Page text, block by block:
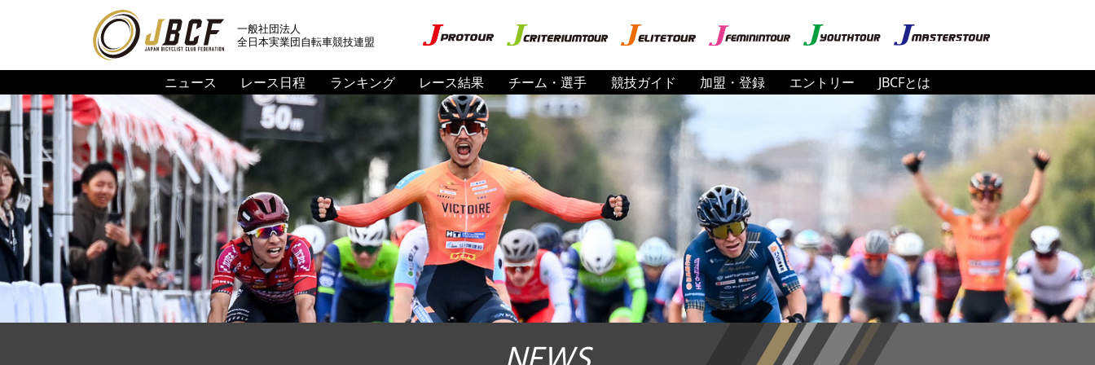
一般社団法人
全日本実業団自転車競技連盟
ニュース レース日程 ランキング レース結果 チーム・選手 競技ガイド 加盟・登録 エントリー JBCFとは